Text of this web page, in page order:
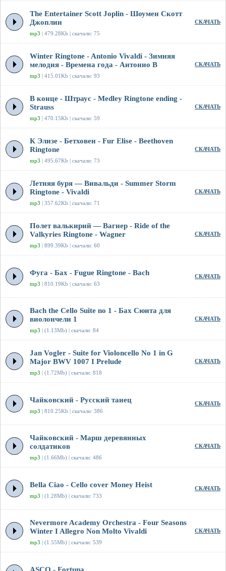
The Entertainer Scott Joplin - Шоумен Скотт
Джоплин
mp3 | 479.28Kb | скачали: 75
СКАЧАТЬ
Winter Ringtone - Antonio Vivaldi - Зимняя
мелодия - Времена года - Антонио В
mp3 | 415.01Kb | скачали: 93
СКАЧАТЬ
В конце - Штраус - Medley Ringtone ending -
Strauss
mp3 | 470.15Kb | скачали: 59
СКАЧАТЬ
К Элизе - Бетховен - Fur Elise - Beethoven
Ringtone
mp3 | 495.67Kb | скачали: 73
СКАЧАТЬ
Летняя буря — Вивальди - Summer Storm
Ringtone - Vivaldi
mp3 | 357.62Kb | скачали: 71
СКАЧАТЬ
Полет валькирий — Вагнер - Ride of the
Valkyries Ringtone - Wagner
mp3 | 899.39Kb | скачали: 60
СКАЧАТЬ
Фуга - Бах - Fugue Ringtone - Bach
mp3 | 810.19Kb | скачали: 63
СКАЧАТЬ
Bach the Cello Suite no 1 - Бах Сюита для
виолончели 1
mp3 | (1.13Mb) | скачали: 84
СКАЧАТЬ
Jan Vogler - Suite for Violoncello No 1 in G
Major BWV 1007 I Prelude
mp3 | (1.72Mb) | скачали: 818
СКАЧАТЬ
Чайковский - Русский танец
mp3 | 810.25Kb | скачали: 386
СКАЧАТЬ
Чайковский - Марш деревянных
солдатиков
mp3 | (1.66Mb) | скачали: 486
СКАЧАТЬ
Bella Ciao - Cello cover Money Heist
mp3 | (1.28Mb) | скачали: 733
СКАЧАТЬ
Nevermore Academy Orchestra - Four Seasons
Winter I Allegro Non Molto Vivaldi
mp3 | (1.55Mb) | скачали: 539
СКАЧАТЬ